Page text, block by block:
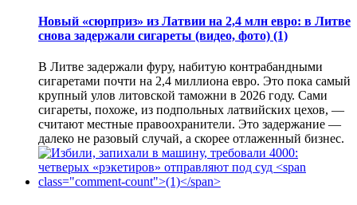
Новый «сюрприз» из Латвии на 2,4 млн евро: в Литве
снова задержали сигареты (видео, фото) (1)
В Литве задержали фуру, набитую контрабандными
сигаретами почти на 2,4 миллиона евро. Это пока самый
крупный улов литовской таможни в 2026 году. Сами
сигареты, похоже, из подпольных латвийских цехов, —
считают местные правоохранители. Это задержание —
далеко не разовый случай, а скорее отлаженный бизнес.